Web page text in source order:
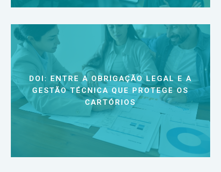
DOI: ENTRE A OBRIGAÇÃO LEGAL E A
GESTÃO TÉCNICA QUE PROTEGE OS
CARTÓRIOS